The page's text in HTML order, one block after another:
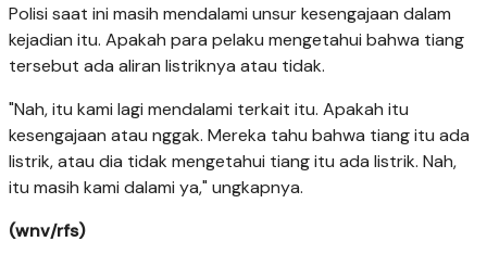
Polisi saat ini masih mendalami unsur kesengajaan dalam
kejadian itu. Apakah para pelaku mengetahui bahwa tiang
tersebut ada aliran listriknya atau tidak.
"Nah, itu kami lagi mendalami terkait itu. Apakah itu
kesengajaan atau nggak. Mereka tahu bahwa tiang itu ada
listrik, atau dia tidak mengetahui tiang itu ada listrik. Nah,
itu masih kami dalami ya," ungkapnya.
(wnv/rfs)